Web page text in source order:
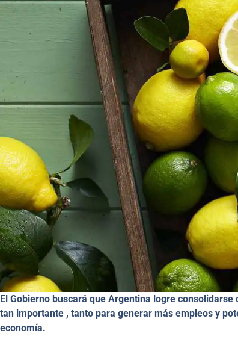
El Gobierno buscará que Argentina logre
tan importante , tanto para generar más empleos y
economía.